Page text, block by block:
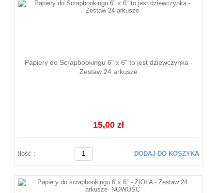
Papiery do Scrapbookingu 6" x 6" to jest dziewczynka -
Zestaw 24 arkusze
15,00 zł
Ilość : DODAJ DO KOSZYKA